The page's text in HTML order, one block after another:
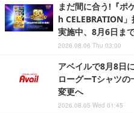
まだ間に合う!『ポ
h CELEBRATION
実施中、8月6日ま
2026.08.06 Thu 03:00
アベイルで8月8日
ローグーTシャツ
変更へ
2026.08.05 Wed 01:45